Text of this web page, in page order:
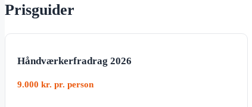
Prisguider
Håndværkerfradrag 2026
9.000 kr. pr. person